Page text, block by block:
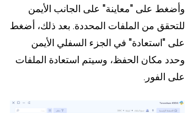
وأضغط على "معاينة" على الجانب الأيمن
للتحقق من الملفات المحددة. بعد ذلك، أضغط
على "استعادة" في الجزء السفلي الأيمن
وحدد مكان الحفظ، وسيتم استعادة الملفات
على الفور.